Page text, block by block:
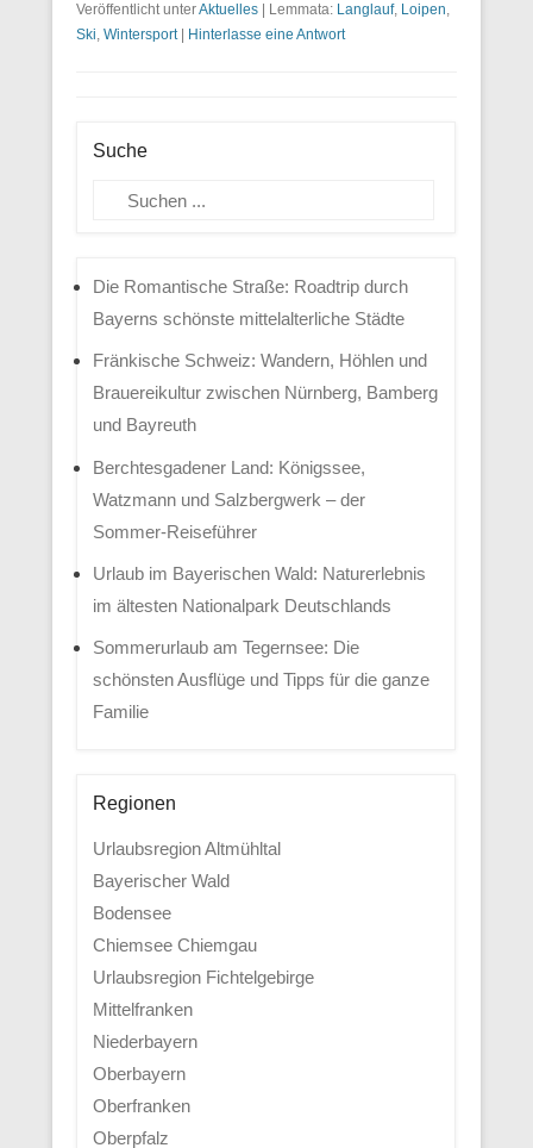
Veröffentlicht unterAktuelles Lemmata: Langlauf, Loipen,
Ski, Wintersport Hinterlasse eine Antwort
Suche
Suchen
Die Romantische Straße: Roadtrip durch
Bayerns schönste mittelalterliche Städte
Fränkische Schweiz: Wandern, Höhlen und
Brauereikultur zwischen Nürnberg, Bamberg
und Bayreuth
Berchtesgadener Land: Königssee,
Watzmann und Salzbergwerk – der
Sommer-Reiseführer
Urlaub im Bayerischen Wald: Naturerlebnis
im ältesten Nationalpark Deutschlands
Sommerurlaub am Tegernsee: Die
schönsten Ausflüge und Tipps für die ganze
Familie
Regionen
Urlaubsregion Altmühltal
Bayerischer Wald
Bodensee
Chiemsee Chiemgau
Urlaubsregion Fichtelgebirge
Mittelfranken
Niederbayern
Oberbayern
Oberfranken
Oberpfalz